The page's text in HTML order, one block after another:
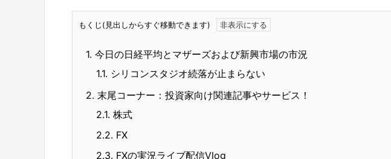
もくじ(見出しからすぐ移動できます)
1. 今日の日経平均とマザーズおよび新興市場の市況
1.1. シリコンスタジオ続落が止まらない
2. 末尾コーナー：投資家向け関連記事やサービス！
2.1. 株式
2.2. FX
2.3. FXの実況ライブ配信Vlog